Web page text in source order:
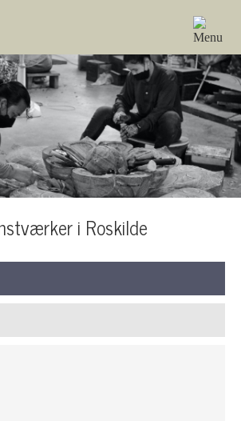
i Roskilde